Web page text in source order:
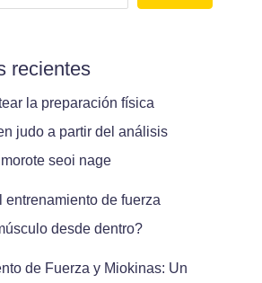
recientes
la preparación física
judo a partir del análisis
seoi nage
entrenamiento de fuerza
desde dentro?
de Fuerza y Miokinas: Un